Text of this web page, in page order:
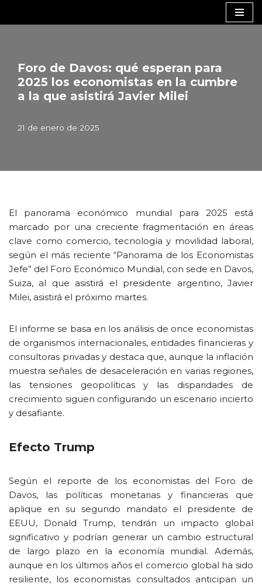
Foro de Davos: qué esperan para
2025 los economistas en la cumbre
a la que asistirá Javier Milei
21 de enero de 2025
El panorama económico mundial para 2025 está
marcado por una creciente fragmentación en áreas
clave como comercio, tecnología y movilidad laboral,
según el más reciente “Panorama de los Economistas
Jefe” del Foro Económico Mundial, con sede en Davos,
Suiza, al que asistirá el presidente argentino, Javier
Milei, asistirá el próximo martes.
El informe se basa en los análisis de once economistas
de organismos internacionales, entidades financieras y
consultoras privadas y destaca que, aunque la inflación
muestra señales de desaceleración en varias regiones,
las tensiones geopolíticas y las disparidades de
crecimiento siguen configurando un escenario incierto
y desafiante.
Efecto Trump
Según el reporte de los economistas del Foro de
Davos, las políticas monetarias y financieras que
aplique en su segundo mandato el presidente de
EEUU, Donald Trump, tendrán un impacto global
significativo y podrían generar un cambio estructural
de largo plazo en la economía mundial. Además,
aunque en los últimos años el comercio global ha sido
resiliente, los economistas consultados anticipan un